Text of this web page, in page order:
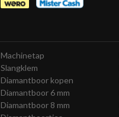
Machinetap
Slangklem
Diamantboor kopen
Diamantboor 6 mm
Diamantboor 8 mm